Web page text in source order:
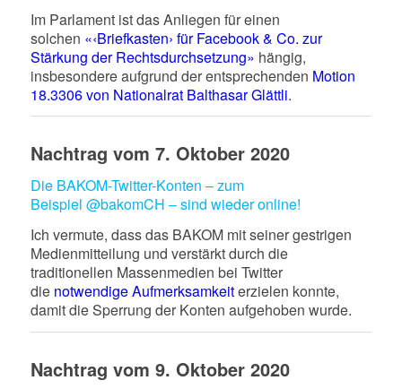
Im Parlament ist das Anliegen für einen
solchen «‹Briefkasten› für Facebook & Co. zur
Stärkung der Rechtsdurchsetzung» hängig,
insbesondere aufgrund der entsprechenden Motion
18.3306 von Nationalrat Balthasar Glättli.
Nachtrag vom 7. Oktober 2020
Die BAKOM-Twitter-Konten – zum
Beispiel @bakomCH – sind wieder online!
Ich vermute, dass das BAKOM mit seiner gestrigen
Medienmitteilung und verstärkt durch die
traditionellen Massenmedien bei Twitter
die notwendige Aufmerksamkeiterzielen konnte,
damit die Sperrung der Konten aufgehoben wurde.
Nachtrag vom 9. Oktober 2020